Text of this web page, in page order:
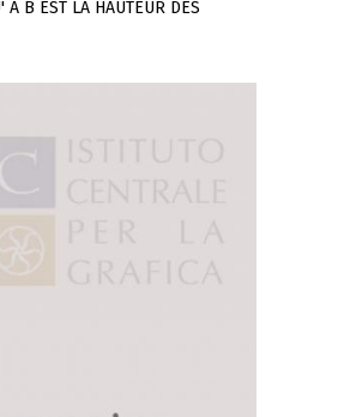
A B EST LA HAUTEUR DES